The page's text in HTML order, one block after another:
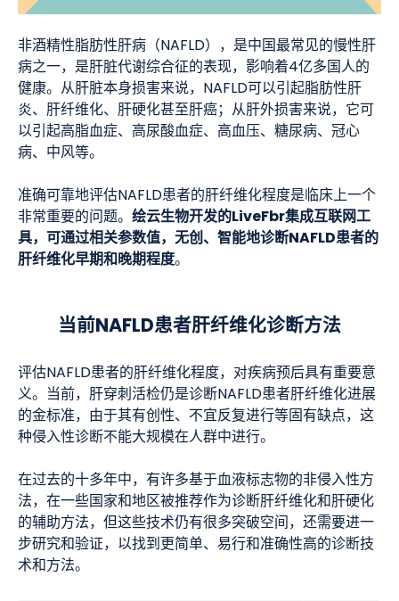
非酒精性脂肪性肝病（NAFLD），是中国最常见的慢性肝
病之一，是肝脏代谢综合征的表现，影响着4亿多国人的
健康。从肝脏本身损害来说，NAFLD可以引起脂肪性肝
炎、肝纤维化、肝硬化甚至肝癌；从肝外损害来说，它可
以引起高脂血症、高尿酸血症、高血压、糖尿病、冠心
病、中风等。
准确可靠地评估NAFLD患者的肝纤维化程度是临床上一个
非常重要的问题。 绘云生物开发的LiveFbr集成互联网工
具，可通过相关参数值，无创、智能地诊断NAFLD患者的
肝纤维化早期和晚期程度。
当前NAFLD患者肝纤维化诊断方法
评估NAFLD患者的肝纤维化程度，对疾病预后具有重要意
义。当前，肝穿刺活检仍是诊断NAFLD患者肝纤维化进展
的金标准，由于其有创性、不宜反复进行等固有缺点，这
种侵入性诊断不能大规模在人群中进行。
在过去的十多年中，有许多基于血液标志物的非侵入性方
法，在一些国家和地区被推荐作为诊断肝纤维化和肝硬化
的辅助方法，但这些技术仍有很多突破空间，还需要进一
步研究和验证，以找到更简单、易行和准确性高的诊断技
术和方法。